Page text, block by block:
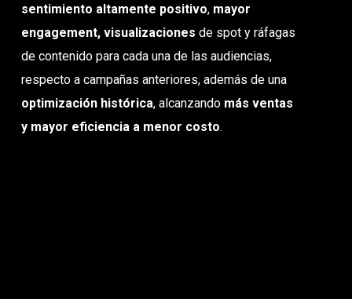
sentimiento altamente positivo, mayor
engagement, visualizaciones de spot y ráfagas
de contenido para cada una de las audiencias,
respecto a campañas anteriores, además de una
optimización histórica, alcanzando más ventas
y mayor eficiencia a menor costo.